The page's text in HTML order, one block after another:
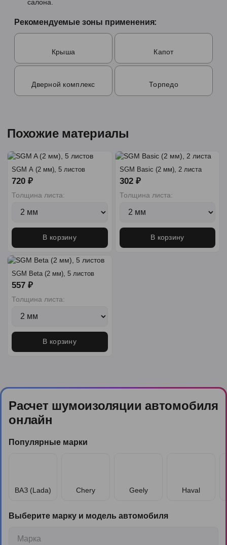
салона.
Рекомендуемые зоны применения:
Крыша Капот
Дверной комплекс Торпедо
Похожие материалы
SGM A (2 мм), 5 листов
720 ₽
Толщина листа:
В корзину
SGM Basic (2 мм), 2 листа
302 ₽
Толщина листа:
В корзину
SGM Beta (2 мм), 5 листов
557 ₽
Толщина листа:
В корзину
Расчет шумоизоляции автомобиля
онлайн
Популярные марки
ВАЗ (Lada) Chery Geely Haval
Выберите марку и модель автомобиля
Марка